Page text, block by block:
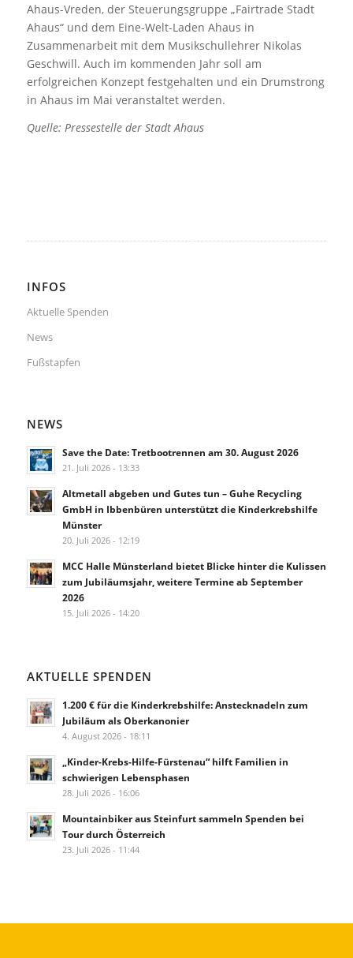
Ahaus-Vreden, der Steuerungsgruppe „Fairtrade Stadt
Ahaus“ und dem Eine-Welt-Laden Ahaus in
Zusammenarbeit mit dem Musikschullehrer Nikolas
Geschwill. Auch im kommenden Jahr soll am
erfolgreichen Konzept festgehalten und ein Drumstrong
in Ahaus im Mai veranstaltet werden.
Quelle: Pressestelle der Stadt Ahaus
INFOS
Aktuelle Spenden
News
Fußstapfen
NEWS
Save the Date: Tretbootrennen am 30. August 2026
21. Juli 2026 - 13:33
Altmetall abgeben und Gutes tun – Guhe Recycling
GmbH in Ibbenbüren unterstützt die Kinderkrebshilfe
Münster
20. Juli 2026 - 12:19
MCC Halle Münsterland bietet Blicke hinter die Kulissen
zum Jubiläumsjahr, weitere Termine ab September
2026
15. Juli 2026 - 14:20
AKTUELLE SPENDEN
1.200 € für die Kinderkrebshilfe: Anstecknadeln zum
Jubiläum als Oberkanonier
4. August 2026 - 18:11
„Kinder-Krebs-Hilfe-Fürstenau“ hilft Familien in
schwierigen Lebensphasen
28. Juli 2026 - 16:06
Mountainbiker aus Steinfurt sammeln Spenden bei
Tour durch Österreich
23. Juli 2026 - 11:44